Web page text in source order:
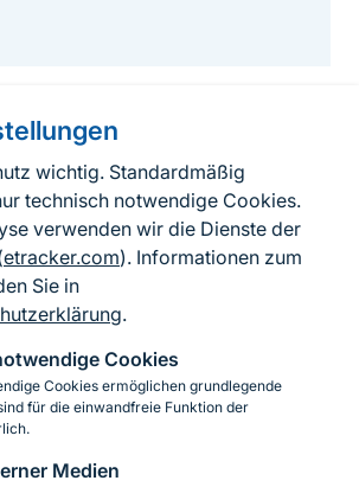
wichtig. Standardmäßig
technisch notwendige Cookies.
verwenden wir die Dienste der
etracker.com). Informationen zum
Sie in
.
Cookies
Cookies ermöglichen grundlegende
für die einwandfreie Funktion der
Medien
zur Seite
Kontakt zum BfN
Kontaktformular
zur Barrierefreiheit
Impressum
Datenschutz
YouTubeLinkedIn